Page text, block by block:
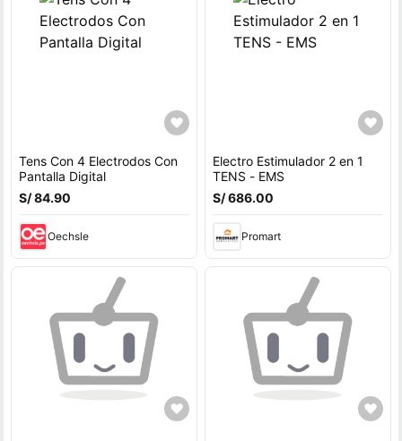
Tens Con 4 Electrodos Con
Pantalla Digital
S/ 84.90
Oechsle
Electro Estimulador 2 en 1
TENS - EMS
S/ 686.00
Promart